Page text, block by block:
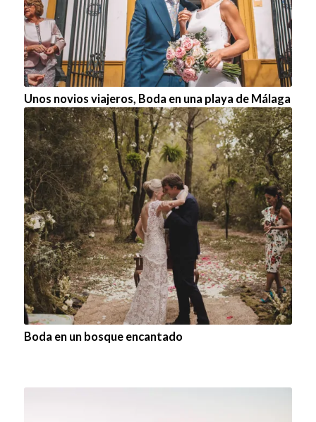
Unos novios viajeros, Boda en una playa de Málaga
Boda en un bosque encantado